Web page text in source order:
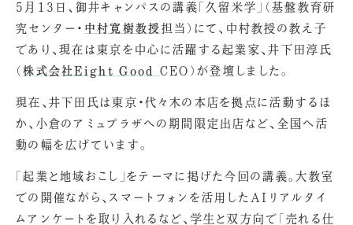
5月13日、御井キャンパスの講義「久留米学」（基盤教育研
究センター・ 中村寛樹教授 担当）にて、中村教授の教え子
であり、現在は東京を中心に活躍する起業家、井下田淳氏
（株式会社Eight Good CEO）が登壇しました。
現在、井下田氏は東京・代々木の本店を拠点に活動するほ
か、小倉のアミュプラザへの期間限定出店など、全国へ活
動の幅を広げています。
「起業と地域おこし」をテーマに掲げた今回の講義。大教室
での開催ながら、スマートフォンを活用したAIリアルタイ
ムアンケートを取り入れるなど、学生と双方向で「売れる仕